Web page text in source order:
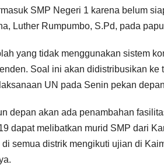
SMP Negeri 1 karena belum
Luther Rumpumbo, S.Pd, pada
yang tidak menggunakan sistem
Soal ini akan didistribusikan
UN pada Senin pekan
depan akan ada penambahan
dapat melibatkan murid SMP dari
semua distrik mengikuti ujian di